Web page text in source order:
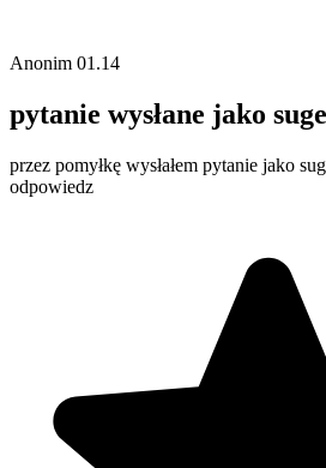
Anonim 01.14
pytanie wysłane jako
przez pomyłkę wysłałem pytanie jako
odpowiedz